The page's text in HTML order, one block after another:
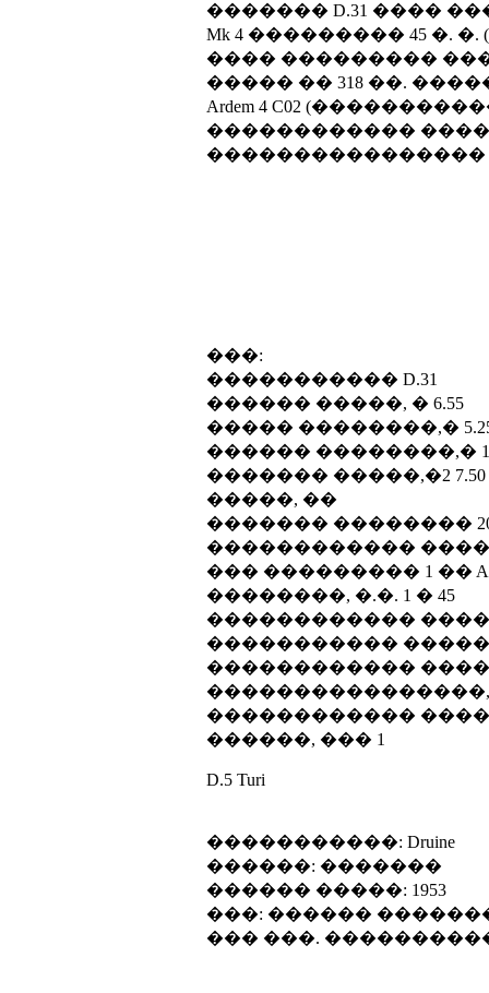
������� D.31 ����
Mk 4 ��������� 45 �. �.
���� ���������
����� �� 318 ��.
Ardem 4 C02
������������
����������������
���:
����������� D.31
������ �����, � 6.55
����� ��������,�
������ ��������,�
������� �����,�2 7.50
�����, ��
������� ��������
������������
��� ��������� 1 ��
��������, �.�. 1 � 45
������������
�����������
������������
����������������,
������������
������, ��� 1
D.5 Turi
�����������: Druine
������: �������
������ �����: 1953
���: ������
��� ���.